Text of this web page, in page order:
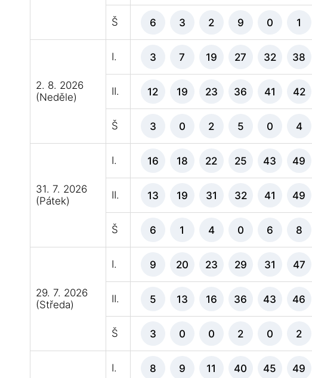
Š 6 3 2 9 0 1
2. 8. 2026
(Neděle)
I. 3 7 19 27 32 38
II. 12 19 23 36 41 42
Š 3 0 2 5 0 4
31. 7. 2026
(Pátek)
I. 16 18 22 25 43 49
II. 13 19 31 32 41 49
Š 6 1 4 0 6 8
29. 7. 2026
(Středa)
I. 9 20 23 29 31 47
II. 5 13 16 36 43 46
Š 3 0 0 2 0 2
I. 8 9 11 40 45 49